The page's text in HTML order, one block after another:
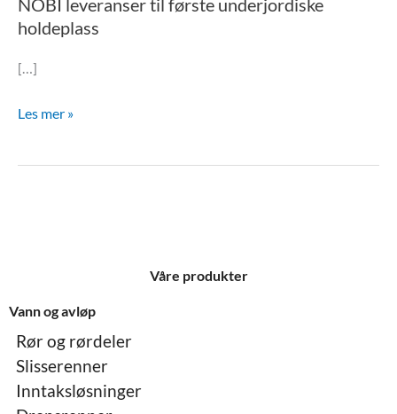
NOBI leveranser til første underjordiske
holdeplass
[…]
Les mer »
Våre produkter
Vann og avløp
Rør og rørdeler
Slisserenner
Inntaksløsninger